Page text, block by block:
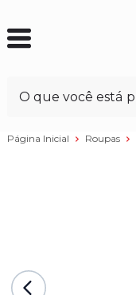
Página Inicial Roupas